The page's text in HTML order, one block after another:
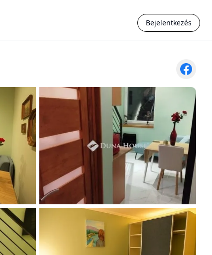
Bejelentkezés